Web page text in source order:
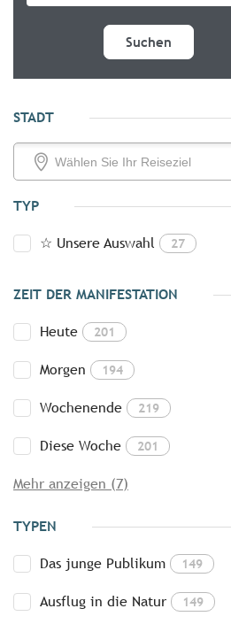
Suchen
STADT
TYP
☆ Unsere Auswahl 27
ZEIT DER MANIFESTATION
Heute 201
Morgen 194
Wochenende 219
Diese Woche 201
Mehr anzeigen (7)
TYPEN
Das junge Publikum 149
Ausflug in die Natur 149